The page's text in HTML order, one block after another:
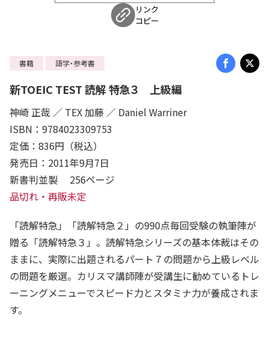
リンク
コピー
書籍 語学・参考書
新TOEIC TEST 読解 特急３ 上級編
神崎 正哉 ／ TEX 加藤 ／ Daniel Warriner
ISBN：9784023309753
定価：836円（税込）
発売日：2011年9月7日
新書判並製 256ページ
品切れ・再販未定
「読解特急」「読解特急２」の990点毎回受験の執筆陣が
贈る「読解特急３」。読解特急シリーズの基本体裁はその
ままに、実際に出題されるパート７の問題から上級レベル
の問題を厳選。カリスマ講師陣が受講生に勧めているトレ
ーニングメニューでスピード力とスタミナ力が養成されま
す。